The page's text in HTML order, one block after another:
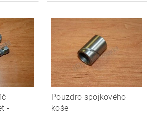
-
Pouzdro spojkového
koše